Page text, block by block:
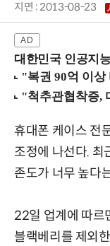
지면 :2013-08-23
대한민국 인공지능과
휴대폰 케이스 전
조정에 나선다. 최
존도가 너무 높다
22일 업계에 따르
블랙베리를 제외